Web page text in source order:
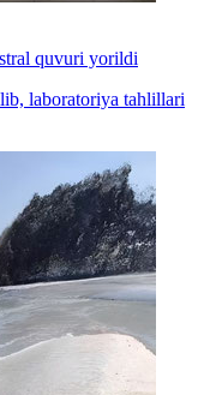
quvuri yorildi
laboratoriya tahlillari